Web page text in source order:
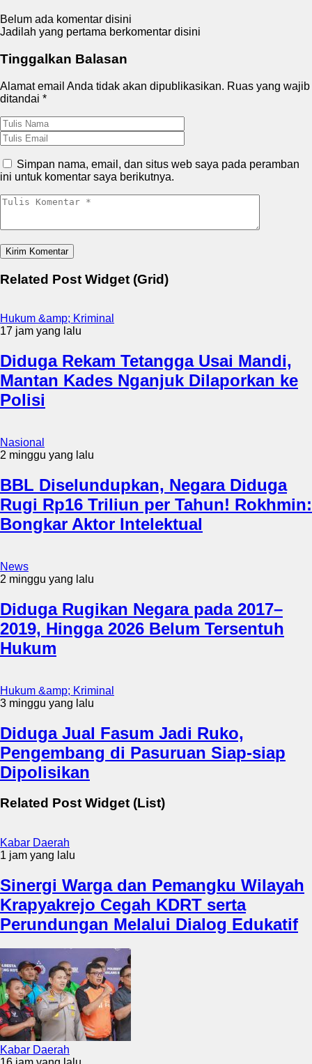
Belum ada komentar disini
Jadilah yang pertama berkomentar disini
Tinggalkan Balasan
Alamat email Anda tidak akan dipublikasikan. Ruas yang wajib
ditandai *
Simpan nama, email, dan situs web saya pada peramban
ini untuk komentar saya berikutnya.
Related Post Widget (Grid)
Hukum &amp; Kriminal
17 jam yang lalu
Diduga Rekam Tetangga Usai Mandi,
Mantan Kades Nganjuk Dilaporkan ke
Polisi
Nasional
2 minggu yang lalu
BBL Diselundupkan, Negara Diduga
Rugi Rp16 Triliun per Tahun! Rokhmin:
Bongkar Aktor Intelektual
News
2 minggu yang lalu
Diduga Rugikan Negara pada 2017–
2019, Hingga 2026 Belum Tersentuh
Hukum
Hukum &amp; Kriminal
3 minggu yang lalu
Diduga Jual Fasum Jadi Ruko,
Pengembang di Pasuruan Siap-siap
Dipolisikan
Related Post Widget (List)
Kabar Daerah
1 jam yang lalu
Sinergi Warga dan Pemangku Wilayah
Krapyakrejo Cegah KDRT serta
Perundungan Melalui Dialog Edukatif
Kabar Daerah